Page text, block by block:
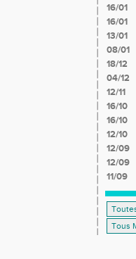
16/01
16/01
13/01
08/01
18/12
04/12
12/11
16/10
16/10
12/10
12/09
12/09
11/09